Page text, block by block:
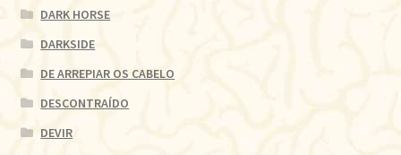
DARK HORSE
DARKSIDE
DE ARREPIAR OS CABELO
DESCONTRAÍDO
DEVIR